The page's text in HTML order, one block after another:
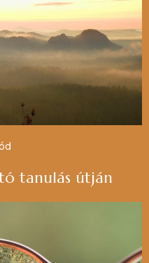
tanulás útján